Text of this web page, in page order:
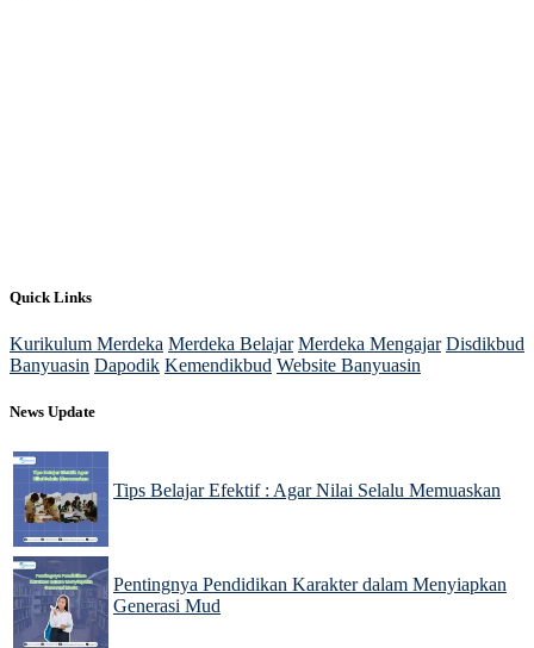
Quick Links
Kurikulum Merdeka Merdeka Belajar Merdeka Mengajar Disdikbud
Banyuasin Dapodik Kemendikbud Website Banyuasin
News Update
Tips Belajar Efektif : Agar Nilai Selalu Memuaskan
Pentingnya Pendidikan Karakter dalam Menyiapkan
Generasi Mud